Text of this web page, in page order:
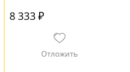
8 333 ₽